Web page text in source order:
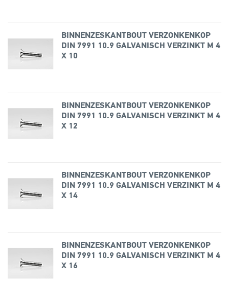
BINNENZESKANTBOUT VERZONKENKOP
DIN 7991 10.9 GALVANISCH VERZINKT M 4
X 10
BINNENZESKANTBOUT VERZONKENKOP
DIN 7991 10.9 GALVANISCH VERZINKT M 4
X 12
BINNENZESKANTBOUT VERZONKENKOP
DIN 7991 10.9 GALVANISCH VERZINKT M 4
X 14
BINNENZESKANTBOUT VERZONKENKOP
DIN 7991 10.9 GALVANISCH VERZINKT M 4
X 16